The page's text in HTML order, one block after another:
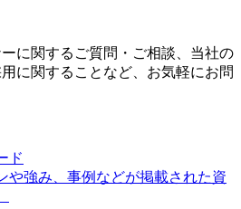
に関するご質問・ご相談、当社の
に関することなど、お気軽にお問
ド
や強み、事例などが掲載された資